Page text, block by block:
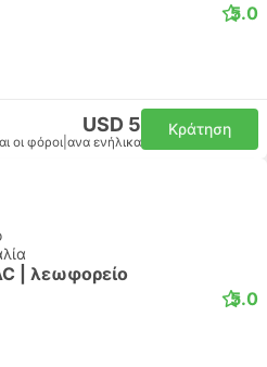
5.0
USD 5
οι φόροι ανα ενήλικα
Κράτηση
| λεωφορείο
5.0